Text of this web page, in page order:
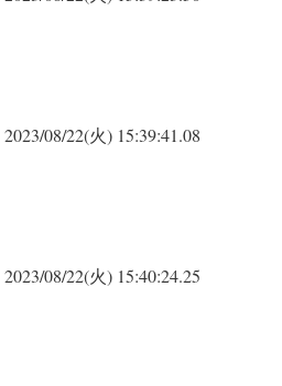
2023/08/22(火) 15:39:41.08
2023/08/22(火) 15:40:24.25